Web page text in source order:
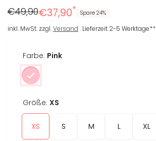
Regulärer
Preis
€49,90
Reduzierter
Preis
€37,90* Spare 24%
inkl. MwSt. zzgl.Versand . Lieferzeit 2-5 Werktage**
Farbe: Pink
Größe: XS
XS S M L XL